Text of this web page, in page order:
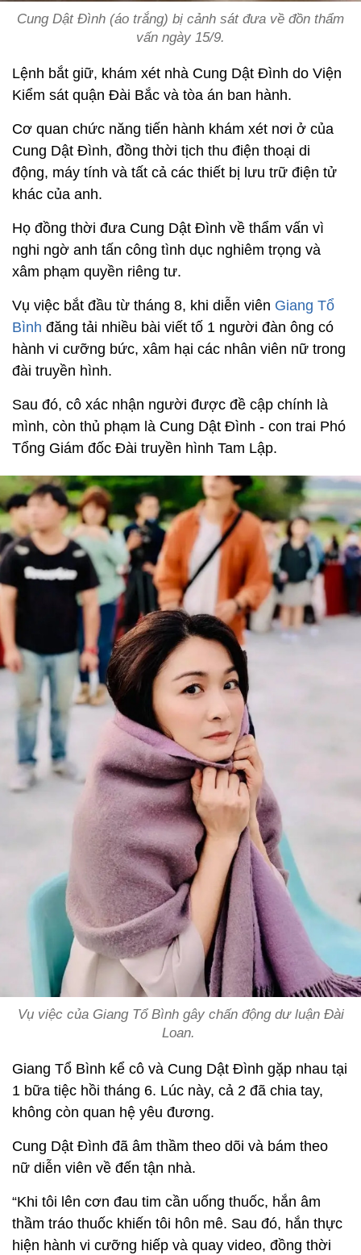
Cung Dật Đình (áo trắng) bị cảnh sát đưa về đồn thẩm
vấn ngày 15/9.
Lệnh bắt giữ, khám xét nhà Cung Dật Đình do Viện
Kiểm sát quận Đài Bắc và tòa án ban hành.
Cơ quan chức năng tiến hành khám xét nơi ở của
Cung Dật Đình, đồng thời tịch thu điện thoại di
động, máy tính và tất cả các thiết bị lưu trữ điện tử
khác của anh.
Họ đồng thời đưa Cung Dật Đình về thẩm vấn vì
nghi ngờ anh tấn công tình dục nghiêm trọng và
xâm phạm quyền riêng tư.
Vụ việc bắt đầu từ tháng 8, khi diễn viên Giang Tổ
Bình đăng tải nhiều bài viết tố 1 người đàn ông có
hành vi cưỡng bức, xâm hại các nhân viên nữ trong
đài truyền hình.
Sau đó, cô xác nhận người được đề cập chính là
mình, còn thủ phạm là Cung Dật Đình - con trai Phó
Tổng Giám đốc Đài truyền hình Tam Lập.
Vụ việc của Giang Tổ Bình gây chấn động dư luận Đài
Loan.
Giang Tổ Bình kể cô và Cung Dật Đình gặp nhau tại
1 bữa tiệc hồi tháng 6. Lúc này, cả 2 đã chia tay,
không còn quan hệ yêu đương.
Cung Dật Đình đã âm thầm theo dõi và bám theo
nữ diễn viên về đến tận nhà.
“Khi tôi lên cơn đau tim cần uống thuốc, hắn âm
thầm tráo thuốc khiến tôi hôn mê. Sau đó, hắn thực
hiện hành vi cưỡng hiếp và quay video, đồng thời